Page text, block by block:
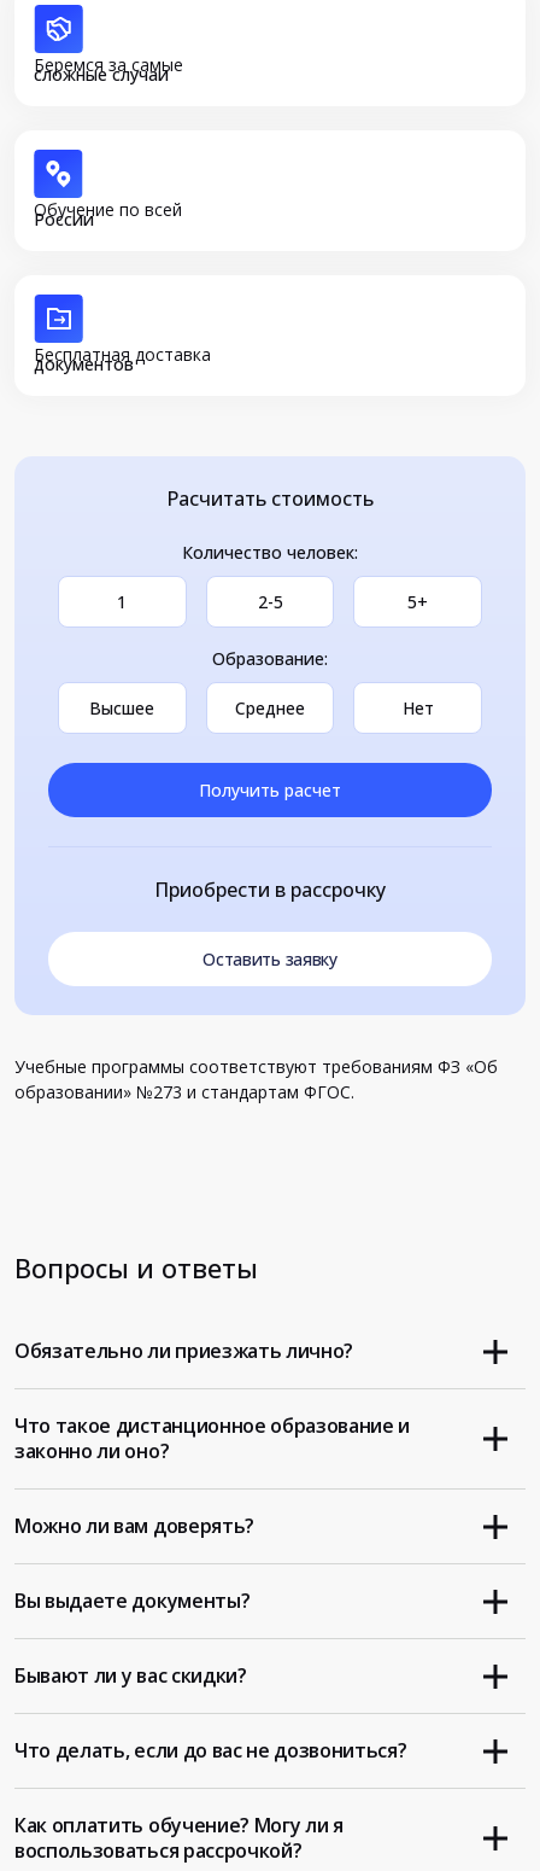
Беремся за самые
сложные случаи
Обучение по всей
России
Бесплатная доставка
документов
Расчитать стоимость
Количество человек:
1 2-5 5+
Образование:
Высшее Среднее Нет
Получить расчет
Приобрести в рассрочку
Оставить заявку
Учебные программы соответствуют требованиям ФЗ «Об
образовании» №273 и стандартам ФГОС.
Вопросы и ответы
Обязательно ли приезжать лично?
Что такое дистанционное образование и
законно ли оно?
Можно ли вам доверять?
Вы выдаете документы?
Бывают ли у вас скидки?
Что делать, если до вас не дозвониться?
Как оплатить обучение? Могу ли я
воспользоваться рассрочкой?